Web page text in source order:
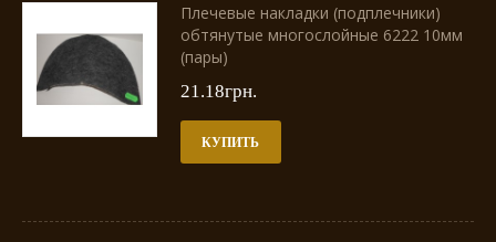
Плечевые накладки (подплечники)
обтянутые многослойные 6222 10мм
(пары)
21.18грн.
КУПИТЬ